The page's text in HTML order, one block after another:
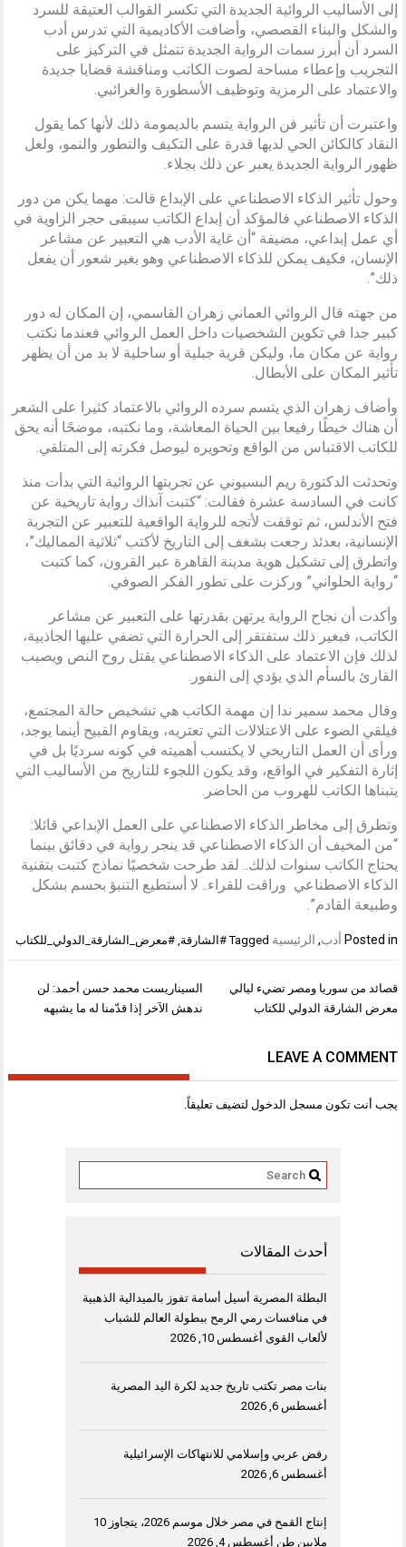
إلى الأساليب الروائية الجديدة التي تكسر القوالب العتيقة للسرد
والشكل والبناء القصصي، وأضافت الأكاديمية التي تدرس أدب
السرد أن أبرز سمات الرواية الجديدة تتمثل في التركيز على
التجريب وإعطاء مساحة لصوت الكاتب ومناقشة قضايا جديدة
والاعتماد على الرمزية وتوظيف الأسطورة والغرائبي.
واعتبرت أن تأثير فن الرواية يتسم بالديمومة ذلك لأنها كما يقول
النقاد كالكائن الحي لديها قدرة على التكيف والتطور والنمو، ولعل
ظهور الرواية الجديدة يعبر عن ذلك بجلاء.
وحول تأثير الذكاء الاصطناعي على الإبداع قالت: مهما يكن من دور
الذكاء الاصطناعي فالمؤكد أن إبداع الكاتب سيبقى حجر الزاوية في
أي عمل إبداعي، مضيفة “أن غاية الأدب هي التعبير عن مشاعر
الإنسان، فكيف يمكن للذكاء الاصطناعي وهو بغير شعور أن يفعل
ذلك”.
من جهته قال الروائي العماني زهران القاسمي، إن المكان له دور
كبير جدا في تكوين الشخصيات داخل العمل الروائي فعندما نكتب
رواية عن مكان ما، وليكن قرية جبلية أو ساحلية لا بد من أن يظهر
تأثير المكان على الأبطال.
وأضاف زهران الذي يتسم سرده الروائي بالاعتماد كثيرا على الشعر
أن هناك خيطًا رفيعا بين الحياة المعاشة، وما نكتبه، موضحًا أنه يحق
للكاتب الاقتباس من الواقع وتحويره ليوصل فكرته إلى المتلقي.
وتحدثت الدكتورة ريم البسيوني عن تجربتها الروائية التي بدأت منذ
كانت في السادسة عشرة فقالت: “كتبت آنذاك رواية تاريخية عن
فتح الأندلس، ثم توقفت لأتجه للرواية الواقعية للتعبير عن التجربة
الإنسانية، بعدئذ رجعت بشغف إلى التاريخ لأكتب “ثلاثية المماليك”،
واتطرق إلى تشكيل هوية مدينة القاهرة عبر القرون، كما كتبت
“رواية الحلواني” وركزت على تطور الفكر الصوفي.
وأكدت أن نجاح الرواية يرتهن بقدرتها على التعبير عن مشاعر
الكاتب، فبغير ذلك ستفتقر إلى الحرارة التي تضفي عليها الجاذبية،
لذلك فإن الاعتماد على الذكاء الاصطناعي يقتل روح النص ويصيب
القارئ بالسأم الذي يؤدي إلى النفور.
وقال محمد سمير ندا إن مهمة الكاتب هي تشخيص حالة المجتمع،
فيلقي الضوء على الاعتلالات التي تعتريه، ويقاوم القبيح أينما يوجد،
ورأى أن العمل التاريخي لا يكتسب أهميته في كونه سرديًا بل في
إثارة التفكير في الواقع، وقد يكون اللجوء للتاريخ من الأساليب التي
يتبناها الكاتب للهروب من الحاضر.
وتطرق إلى مخاطر الذكاء الاصطناعي على العمل الإبداعي قائلا:
“من المخيف أن الذكاء الاصطناعي قد ينجر رواية في دقائق بينما
يحتاج الكاتب سنوات لذلك.. لقد طرحت شخصيًا نماذج كتبت بتقنية
الذكاء الاصطناعي وراقت للقراء.. لا أستطيع التنبؤ بحسم بشكل
وطبيعة القادم”.
Posted in أدب, الرئيسية Tagged #الشارقة,#معرض_الشارقة_الدولي_للكتاب
تصفّح
المقالات
السيناريست محمد حسن أحمد: لن
ندهش الآخر إذا قدّمنا له ما يشبهه
قصائد من سوريا ومصر تضيء ليالي
معرض الشارقة الدولي للكتاب
LEAVE A COMMENT
يجب أنت تكون مسجل الدخول لتضيف تعليقاً.
أحدث المقالات
البطلة المصرية أسيل أسامة تفوز بالميدالية الذهبية
في منافسات رمي الرمح ببطولة العالم للشباب
لألعاب القوى أغسطس 10, 2026
بنات مصر تكتب تاريخ جديد لكرة اليد المصرية
أغسطس 6, 2026
رفض عربي وإسلامي للانتهاكات الإسرائيلية
أغسطس 6, 2026
إنتاج القمح في مصر خلال موسم 2026، يتجاوز 10
ملايين طن أغسطس 4, 2026